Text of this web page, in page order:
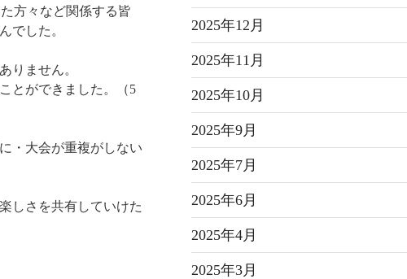
方々など関係する皆
でした。
りません。
とができました。（5
・大会が重複がしない
しさを共有していけた
2025年12月
2025年11月
2025年10月
2025年9月
2025年7月
2025年6月
2025年4月
2025年3月